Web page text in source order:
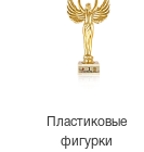
Пластиковые
фигурки